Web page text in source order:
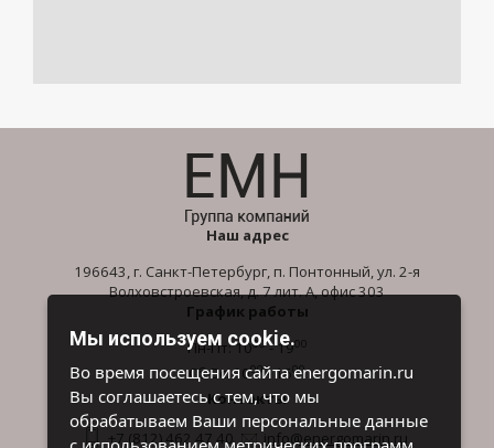
Наш адрес
196643, г. Санкт-Петербург, п. Понтонный, ул. 2-я
Волховстроевская, д. 7 лит. А, офис 303
График работы
Пн-Пт: 1000- 1900
Сб-Вс: 1000- 1600
Контакты
+7 (812) 462 47 40 info@energomarin.ru
Мы используем cookie.
Во время посещения сайта energomarin.ru
Вы соглашаетесь с тем, что мы
обрабатываем Ваши персональные данные